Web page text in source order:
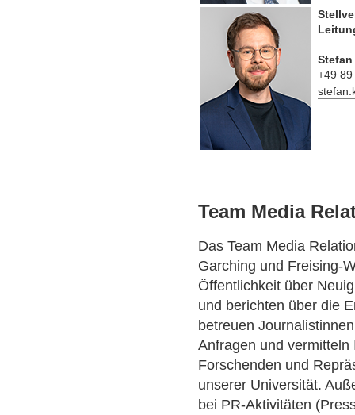
+49
Team Media
Das Team Media
Garching und Freising-
Öffentlichkeit über
und berichten über die
betreuen
Anfragen und
Forschenden und
unserer Universität.
bei PR-Aktivitäten